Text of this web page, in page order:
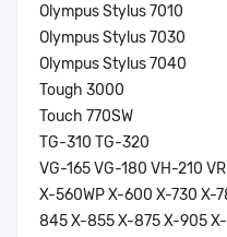
Olympus Stylus 7010
Olympus Stylus 7030
Olympus Stylus 7040
Tough 3000
Touch 770SW
TG-310 TG-320
VG-165 VG-180 VH-210
X-560WP X-600 X-730 X-
845 X-855 X-875 X-905